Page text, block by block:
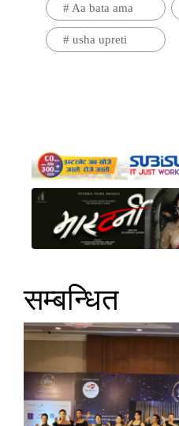
# Aa bata ama
# usha upreti
सम्बन्धित